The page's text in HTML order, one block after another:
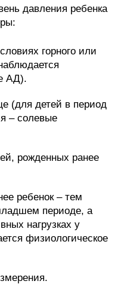
давления ребенка
горного или
АД).
(для детей в период
– солевые
рожденных ранее
ребенок – тем
периоде, а
нагрузках у
физиологическое